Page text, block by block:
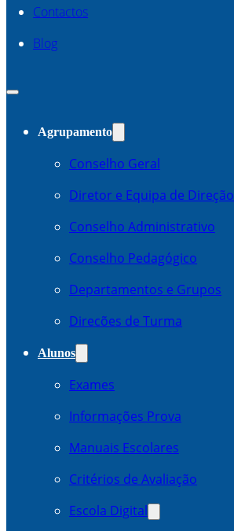
Contactos
Blog
Agrupamento
Conselho Geral
Diretor e Equipa de Direção
Conselho Administrativo
Conselho Pedagógico
Departamentos e Grupos
Direcões de Turma
Alunos
Exames
Informações Prova
Manuais Escolares
Critérios de Avaliação
Escola Digital